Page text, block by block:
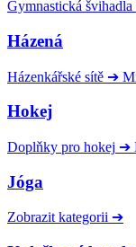
Gymnastická švihadla
Házená
Házenkářské sítě ➔
Hokej
Doplňky pro hokej ➔
Jóga
Zobrazit kategorii ➔